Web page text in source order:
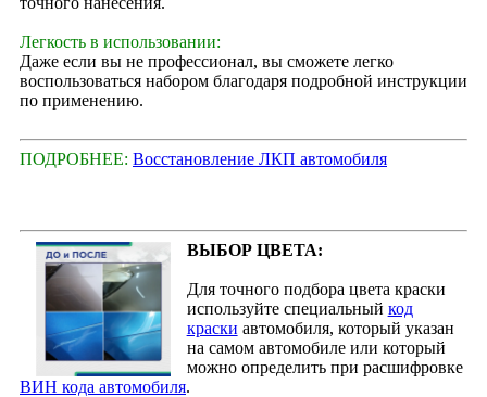
Легкость в использовании:
Даже если вы не профессионал, вы сможете легко
воспользоваться набором благодаря подробной инструкции
по применению.
ПОДРОБНЕЕ: Восстановление ЛКП автомобиля
ВЫБОР ЦВЕТА:
Для точного подбора цвета краски
используйте специальный код
краски автомобиля, который указан
на самом автомобиле или который
можно определить при расшифровке
ВИН кода автомобиля.